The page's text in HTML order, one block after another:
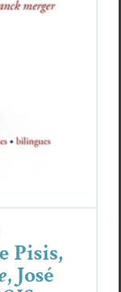
Ángel Leyva
Pisis,
, José